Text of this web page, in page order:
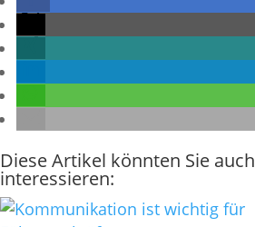
Diese Artikel könnten Sie auch
interessieren: